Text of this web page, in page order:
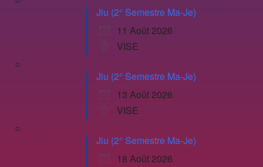
Jiu (2° Semestre Ma-Je)
11 Août 2026
VISE
Jiu (2° Semestre Ma-Je)
13 Août 2026
VISE
Jiu (2° Semestre Ma-Je)
18 Août 2026